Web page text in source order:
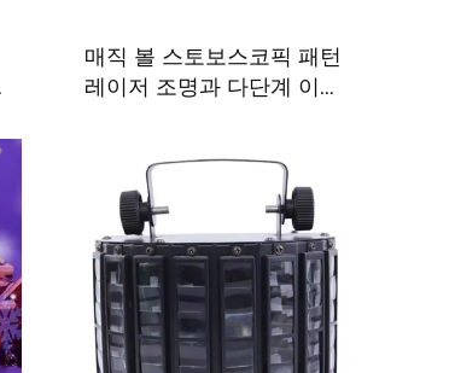
매직 볼 스토보스코픽 패턴
레이저 조명과 다단계 이펙